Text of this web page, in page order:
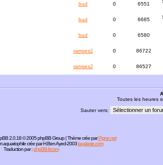
bud 0 6551
bud 0 6685
bud 0 6580
ramses2 0 86722
ramses2 0 86527
Toutes les heures
Sauter vers:
2.0.18 © 2005 phpBB Group | Thème crée parPigne.net
aquariophile crée par H.Ben Ayed-2003lagalaxie.com
Traduction par :phpBB-fr.com